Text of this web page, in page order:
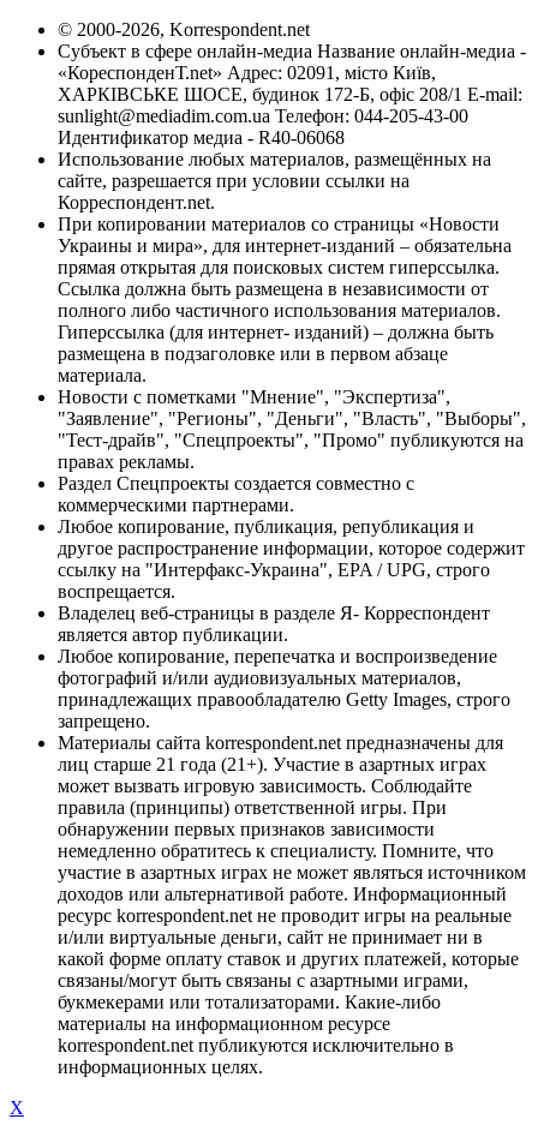
© 2000-2026, Korrespondent.net
Субъект в сфере онлайн-медиа Название онлайн-медиа -
«КореспонденТ.net» Адрес: 02091, місто Київ,
ХАРКІВСЬКЕ ШОСЕ, будинок 172-Б, офіс 208/1 E-mail:
sunlight@mediadim.com.ua Телефон: 044-205-43-00
Идентификатор медиа - R40-06068
Использование любых материалов, размещённых на
сайте, разрешается при условии ссылки на
Корреспондент.net.
При копировании материалов со страницы «Новости
Украины и мира», для интернет-изданий – обязательна
прямая открытая для поисковых систем гиперссылка.
Ссылка должна быть размещена в независимости от
полного либо частичного использования материалов.
Гиперссылка (для интернет- изданий) – должна быть
размещена в подзаголовке или в первом абзаце
материала.
Новости с пометками "Мнение", "Экспертиза",
"Заявление", "Регионы", "Деньги", "Власть", "Выборы",
"Тест-драйв", "Спецпроекты", "Промо" публикуются на
правах рекламы.
Раздел Спецпроекты создается совместно с
коммерческими партнерами.
Любое копирование, публикация, републикация и
другое распространение информации, которое содержит
ссылку на "Интерфакс-Украина", EPA / UPG, строго
воспрещается.
Владелец веб-страницы в разделе Я- Корреспондент
является автор публикации.
Любое копирование, перепечатка и воспроизведение
фотографий и/или аудиовизуальных материалов,
принадлежащих правообладателю Getty Images, строго
запрещено.
Материалы сайта korrespondent.net предназначены для
лиц старше 21 года (21+). Участие в азартных играх
может вызвать игровую зависимость. Соблюдайте
правила (принципы) ответственной игры. При
обнаружении первых признаков зависимости
немедленно обратитесь к специалисту. Помните, что
участие в азартных играх не может являться источником
доходов или альтернативой работе. Информационный
ресурс korrespondent.net не проводит игры на реальные
и/или виртуальные деньги, сайт не принимает ни в
какой форме оплату ставок и других платежей, которые
связаны/могут быть связаны с азартными играми,
букмекерами или тотализаторами. Какие-либо
материалы на информационном ресурсе
korrespondent.net публикуются исключительно в
информационных целях.
X